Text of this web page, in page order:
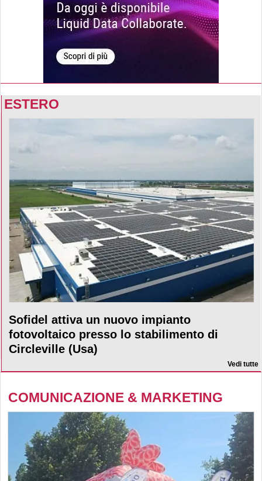
ESTERO
Sofidel attiva un nuovo impianto
fotovoltaico presso lo stabilimento di
Circleville (Usa)
Vedi tutte
COMUNICAZIONE & MARKETING